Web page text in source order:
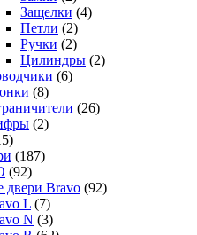
Защелки (4)
Петли (2)
Ручки (2)
Цилиндры (2)
(6)
(8)
(26)
(2)
(187)
(92)
двери Bravo (92)
L (7)
N (3)